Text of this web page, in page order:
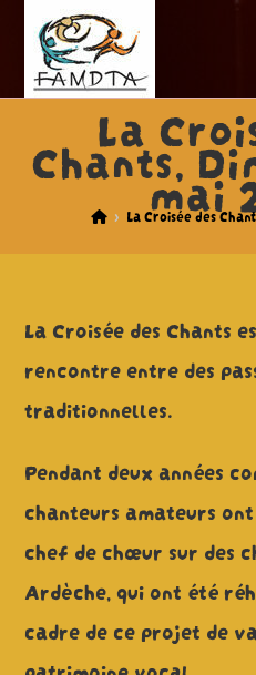
content
La
Chants,mai
> La Croisée des
La Croisée des Chants
rencontre entre des
traditionnelles.
Pendant deux années
chanteurs amateurs
chef de chœur sur des
Ardèche, qui ont été
cadre de ce projet de